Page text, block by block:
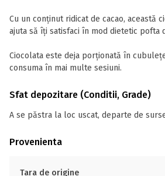
Cu un conținut ridicat de cacao, această
ajuta să îți satisfaci în mod dietetic pofta
Ciocolata este deja porționată în
consuma în mai multe sesiuni.
Sfat depozitare (Conditii, Grade)
A se păstra la loc uscat, departe de
Provenienta
Tara de origine